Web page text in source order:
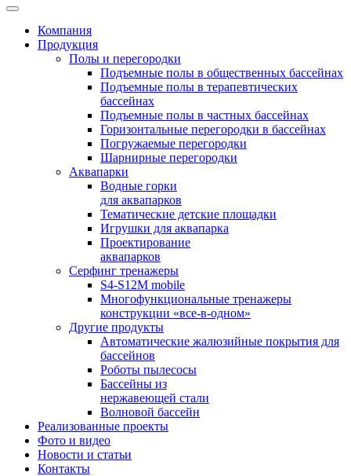
Компания
Продукция
Полы и перегородки
Подъемные полы в общественных бассейнах
Подъемные полы в терапевтических
бассейнах
Подъемные полы в частных бассейнах
Горизонтальные перегородки в бассейнах
Погружаемые перегородки
Шарнирные перегородки
Аквапарки
Водные горки
для аквапарков
Тематические детские площадки
Игрушки для аквапарка
Проектирование
аквапарков
Серфинг тренажеры
S4-S12M mobile
Многофункциональные тренажеры
конструкции «все-в-одном»
Другие продукты
Автоматические жалюзийные покрытия для
бассейнов
Роботы пылесосы
Бассейны из
нержавеющей стали
Волновой бассейн
Реализованные проекты
Фото и видео
Новости и статьи
Контакты